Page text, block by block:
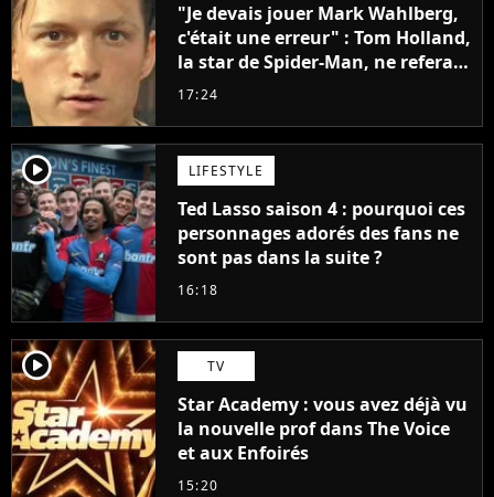
"Je devais jouer Mark Wahlberg,
c'était une erreur" : Tom Holland,
la star de Spider-Man, ne referait
pas ce blockbuster
17:24
player2 LIFESTYLE
Ted Lasso saison 4 : pourquoi ces
personnages adorés des fans ne
sont pas dans la suite ?
16:18
player2 TV
Star Academy : vous avez déjà vu
la nouvelle prof dans The Voice
et aux Enfoirés
15:20